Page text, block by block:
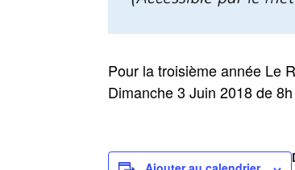
Pour la troisième année Le
Dimanche 3 Juin 2018 de